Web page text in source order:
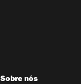
Sobre nós